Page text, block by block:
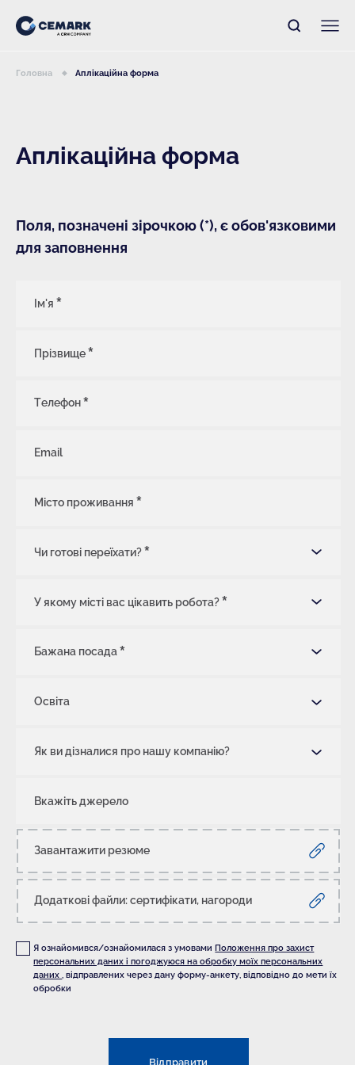
Головна Аплікаційна форма
Аплікаційна форма
Поля, позначені зірочкою (*), є обов'язковими
для заповнення
Ім'я
Прізвище
Телефон
Email
Місто проживання
Чи готові переїхати?
У якому місті вас цікавить робота?
Бажана посада
Освіта
Як ви дізналися про нашу компанію?
Вкажіть джерело
Завантажити резюме
Додаткові файли: сертифікати, нагороди
Я ознайомився/ознайомилася з умовами Положення про захист
персональних даних і погоджуюся на обробку моїх персональних
даних, відправлених через дану форму-анкету, відповідно до мети їх
обробки
Відправити